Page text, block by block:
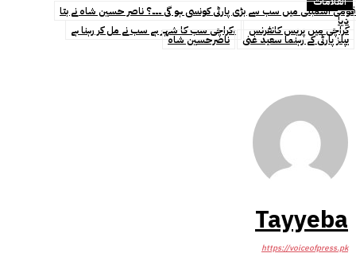
قومی اسمبلی میں سب سے بڑی پارٹی کونسی ہو گی ۔۔۔؟ ناصر حسین شاہ نے بتا
دیا
کراچی سب کا شہر ہے سب نے مل کر رہنا ہے، کراچی میں پریس کانفرنس
ناصرحسین شاہ یپلز پارٹی کے رہنما سعید غنی
Tayyeba
https://voiceofpress.pk